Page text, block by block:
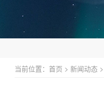
当前位置： 首页 > 新闻动态 >